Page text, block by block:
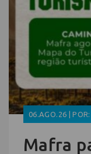
06.AGO.26 |
Mafra